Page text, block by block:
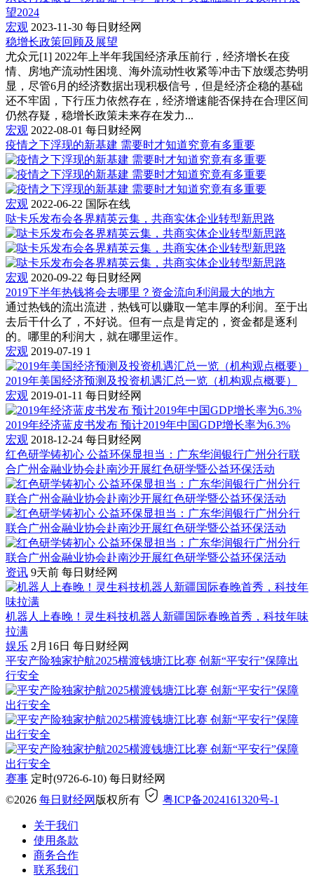
望2024
宏观 2023-11-30 每日财经网
稳增长政策回顾及展望
尤众元[1] 2022年上半年我国经济承压前行，经济增长在疫
情、房地产流动性困境、海外流动性收紧等冲击下放缓态势明
显，尽管6月的经济数据出现积极信号，但是经济企稳的基础
还不牢固，下行压力依然存在，经济增速能否保持在合理区间
仍然存疑，稳增长政策未来存在发力...
宏观 2022-08-01 每日财经网
疫情之下浮现的新基建 需要时才知道究竟有多重要
宏观 2022-06-22 国际在线
哒卡乐发布会各界精英云集，共商实体企业转型新思路
宏观 2020-09-22 每日财经网
2019下半年热钱将会去哪里？资金流向利润最大的地方
通过热钱的流出流进，热钱可以赚取一笔丰厚的利润。至于出
去后干什么了，不好说。但有一点是肯定的，资金都是逐利
的。哪里的利润大，就在哪里运作。
宏观 2019-07-19 1
2019年美国经济预测及投资机遇汇总一览（机构观点概要）
宏观 2019-01-11 每日财经网
2019年经济蓝皮书发布 预计2019年中国GDP增长率为6.3%
宏观 2018-12-24 每日财经网
红色研学铸初心 公益环保显担当：广东华润银行广州分行联
合广州金融业协会赴南沙开展红色研学暨公益环保活动
资讯 9天前 每日财经网
机器人上春晚！灵生科技机器人新疆国际春晚首秀，科技年味
拉满
娱乐 2月16日 每日财经网
平安产险独家护航2025横渡钱塘江比赛 创新“平安行”保障出
行安全
赛事 定时(9726-6-10) 每日财经网
©2026 每日财经网 版权所有 粤ICP备2024161320号-1
关于我们
使用条款
商务合作
联系我们